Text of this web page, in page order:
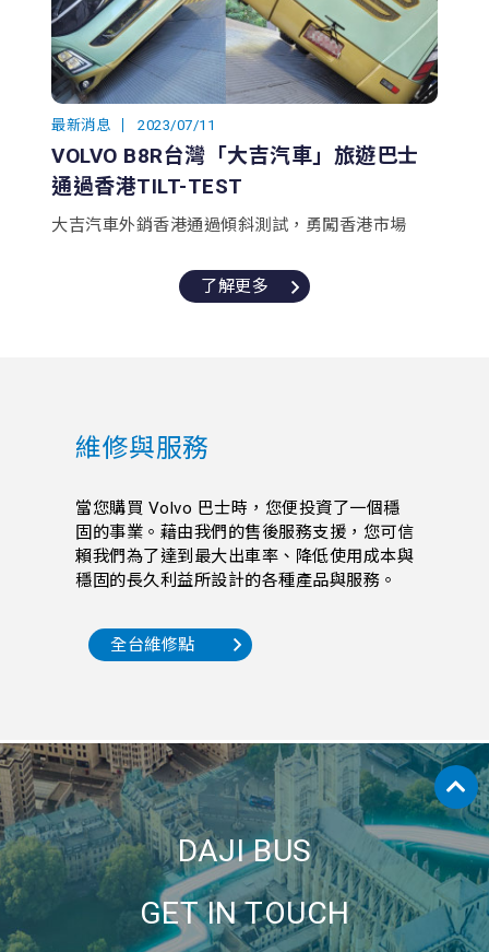
最新消息 2023/07/11
VOLVO B8R台灣「大吉汽車」旅遊巴士
通過香港TILT-TEST
大吉汽車外銷香港通過傾斜測試，勇闖香港市場
了解更多
維修與服務
當您購買 Volvo 巴士時，您便投資了一個穩
固的事業。藉由我們的售後服務支援，您可信
賴我們為了達到最大出車率、降低使用成本與
穩固的長久利益所設計的各種產品與服務。
全台維修點
DAJI BUS
GET IN TOUCH